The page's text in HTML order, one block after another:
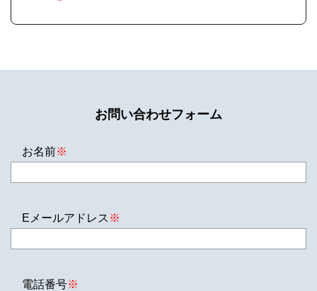
お問い合わせフォーム
お名前※
Eメールアドレス ※
電話番号※